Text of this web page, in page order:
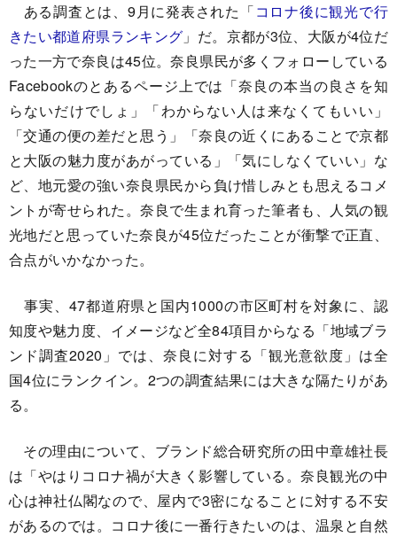
ある調査とは、9月に発表された「コロナ後に観光で行
きたい都道府県ランキング 」だ。京都が3位、大阪が4位だ
った一方で奈良は45位。奈良県民が多くフォローしている
Facebookのとあるページ上では「奈良の本当の良さを知
らないだけでしょ」「わからない人は来なくてもいい」
「交通の便の差だと思う」「奈良の近くにあることで京都
と大阪の魅力度があがっている」「気にしなくていい」な
ど、地元愛の強い奈良県民から負け惜しみとも思えるコメ
ントが寄せられた。奈良で生まれ育った筆者も、人気の観
光地だと思っていた奈良が45位だったことが衝撃で正直、
合点がいかなかった。
事実、47都道府県と国内1000の市区町村を対象に、認
知度や魅力度、イメージなど全84項目からなる「地域ブラ
ンド調査2020」では、奈良に対する「観光意欲度」は全
国4位にランクイン。2つの調査結果には大きな隔たりがあ
る。
その理由について、ブランド総合研究所の田中章雄社長
は「やはりコロナ禍が大きく影響している。奈良観光の中
心は神社仏閣なので、屋内で3密になることに対する不安
があるのでは。コロナ後に一番行きたいのは、温泉と自然